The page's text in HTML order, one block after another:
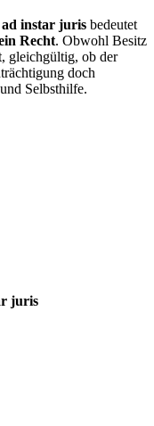
ad instar juris bedeutet
Recht. Obwohl Besitz
gleichgültig, ob der
doch
Selbsthilfe.
juris